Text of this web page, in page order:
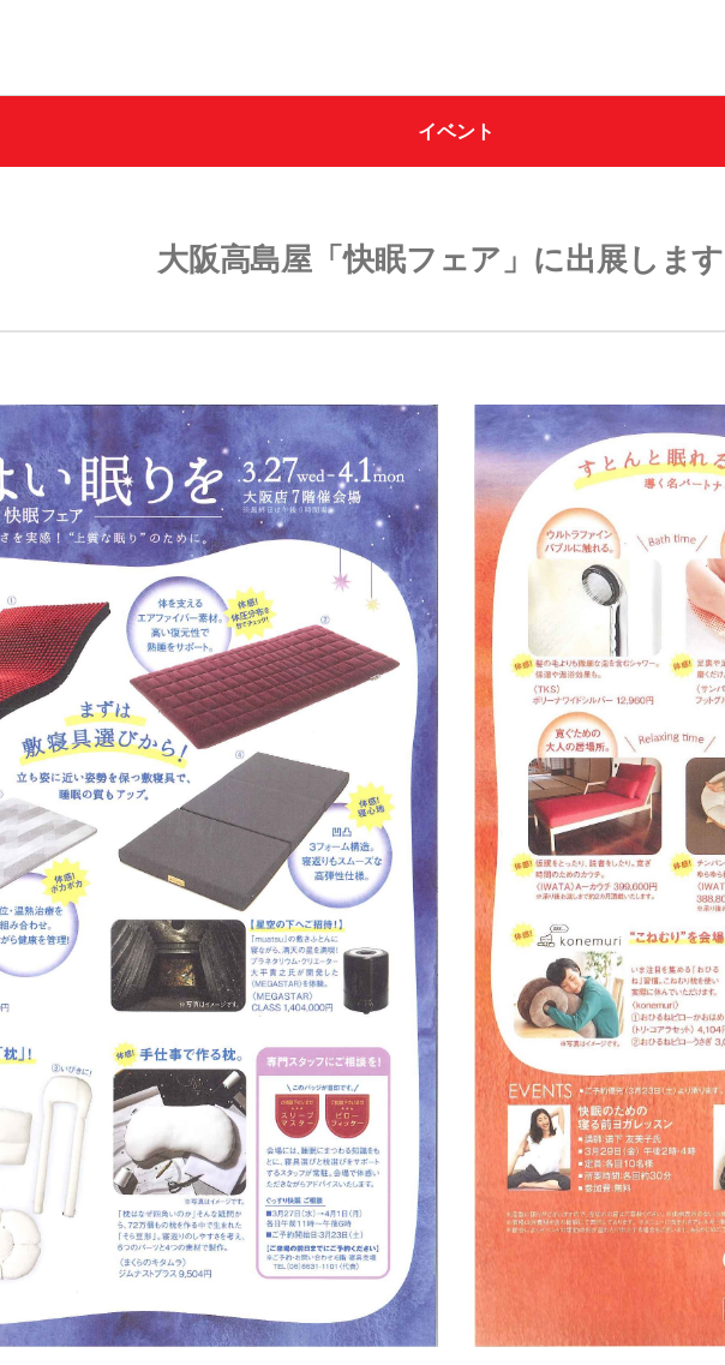
自然な寝姿勢を保つ
キャメル敷きパッド
寝床内気候を整えるグースダウン使用
羽ぶとん
有害物質の検査
四季を快眠するアドバイス
生地の違い
ご愛用者さまの声
お手入れ方法
メンテナンス・サービス
羽毛ふとんお仕立て直し
UMO®アップグレード・サービス
寝具のお仕立て直し
お手入れ・お取り扱いについて
ハナカイジチ
2026年07月28日
イワタニュース
メディア情報
イベント
ふるさと納税
Facebook
わたしたちの想い
SDGｓ（サステナビリ
羽ぶとん誕生ストーリ
ショップ情報
IWATA 京都本店
IWATA 東京店
IWATAリーガロイヤル
IWATA 日本橋店
IWATA商品お取り扱い
English shop Guide
お問合せ
イベント
大阪高島屋「快眠フェア」に出展しま